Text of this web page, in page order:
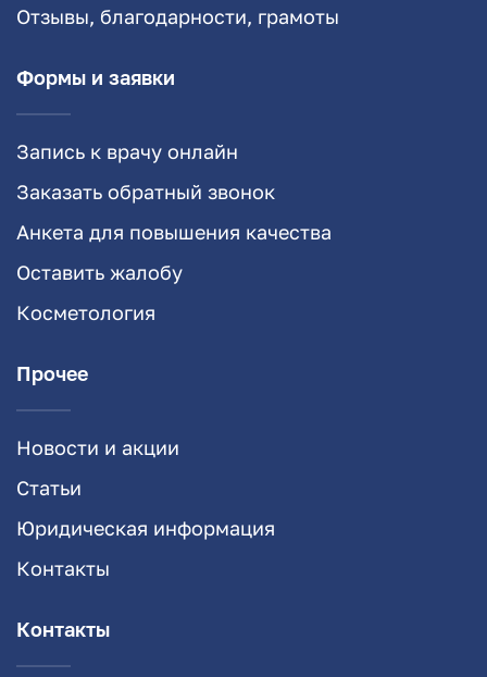
Отзывы, благодарности, грамоты
Формы и заявки
Запись к врачу онлайн
Заказать обратный звонок
Анкета для повышения качества
Оставить жалобу
Косметология
Прочее
Новости и акции
Статьи
Юридическая информация
Контакты
Контакты